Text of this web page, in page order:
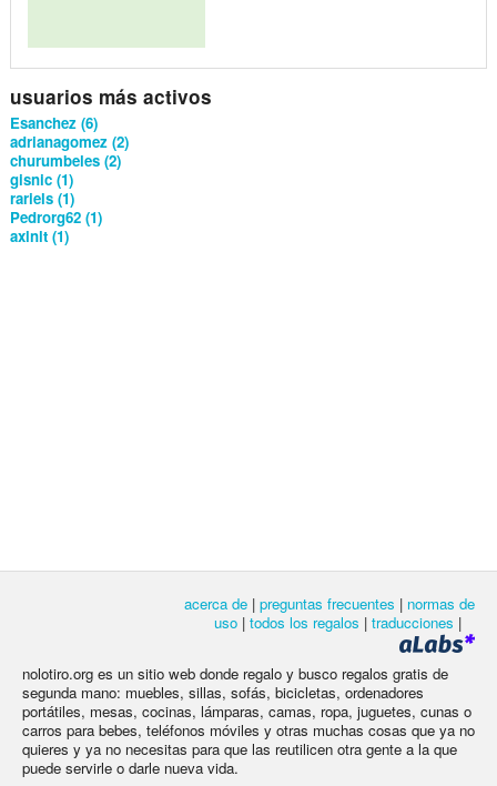
usuarios más activos
Esanchez (6)
adrianagomez (2)
churumbeles (2)
gisnic (1)
rariels (1)
Pedrorg62 (1)
axlnlt (1)
acerca de | preguntas frecuentes | normas de
uso | todos los regalos | traducciones |
nolotiro.org es un sitio web donde regalo y busco regalos gratis de
segunda mano: muebles, sillas, sofás, bicicletas, ordenadores
portátiles, mesas, cocinas, lámparas, camas, ropa, juguetes, cunas o
carros para bebes, teléfonos móviles y otras muchas cosas que ya no
quieres y ya no necesitas para que las reutilicen otra gente a la que
puede servirle o darle nueva vida.